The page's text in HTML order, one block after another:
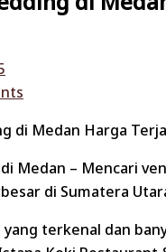
Medan – Mencari
di Sumatera
terkenal dan